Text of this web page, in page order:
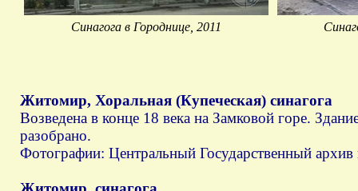
Синагога в Городнице, 2011
Житомир, Хоральная (Купеческая) синагога
Возведена в конце 18 века на Замковой горе.
разобрано.
Фотографии: Центральный Государственный